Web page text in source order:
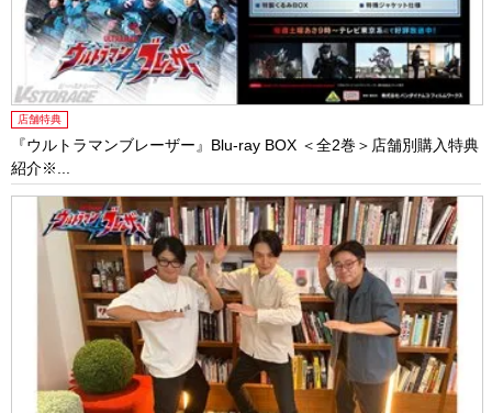
店舗特典
『ウルトラマンブレーザー』Blu-ray BOX ＜全2巻＞店舗別購入特典
紹介※...